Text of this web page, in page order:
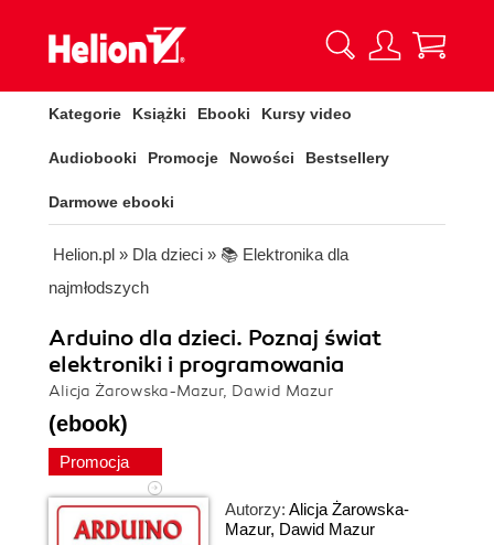
Kategorie Książki Ebooki Kursy video
Audiobooki Promocje Nowości Bestsellery
Darmowe ebooki
Helion.pl » Dla dzieci » 📚 Elektronika dla
najmłodszych
Arduino dla dzieci. Poznaj świat
elektroniki i programowania
Alicja Żarowska-Mazur, Dawid Mazur
(ebook)
Promocja
Autorzy: Alicja Żarowska-
Mazur, Dawid Mazur